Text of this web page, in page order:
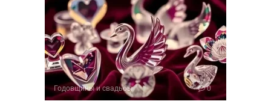
Годовщины и свадьбы 0